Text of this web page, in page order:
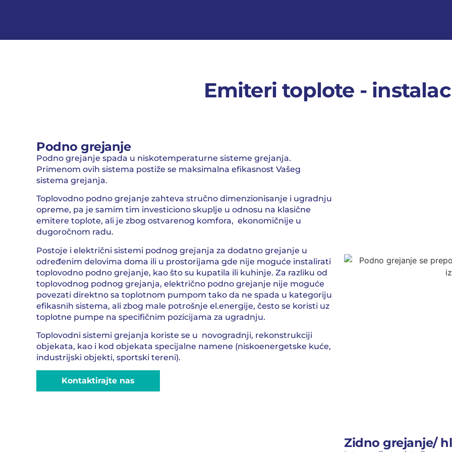
Emiteri toplote -
Podno grejanje
Podno grejanje spada u niskotemperaturne sisteme grejanja.
Primenom ovih sistema postiže se maksimalna efikasnost Vašeg
sistema grejanja.
Toplovodno podno grejanje zahteva stručno dimenzionisanje i ugradnju
opreme, pa je samim tim investiciono skuplje u odnosu na klasične
emitere toplote, ali je zbog ostvarenog komfora, ekonomičnije u
dugoročnom radu.
Postoje i električni sistemi podnog grejanja za dodatno grejanje u
određenim delovima doma ili u prostorijama gde nije moguće instalirati
toplovodno podno grejanje, kao što su kupatila ili kuhinje. Za razliku od
toplovodnog podnog grejanja, električno podno grejanje nije moguće
povezati direktno sa toplotnom pumpom tako da ne spada u kategoriju
efikasnih sistema, ali zbog male potrošnje el.energije, često se koristi uz
toplotne pumpe na specifičnim pozicijama za ugradnju.
Toplovodni sistemi grejanja koriste se u novogradnji, rekonstrukciji
objekata, kao i kod objekata specijalne namene (niskoenergetske kuće,
industrijski objekti, sportski tereni).
Kontaktirajte nas
Zidno grejanje/